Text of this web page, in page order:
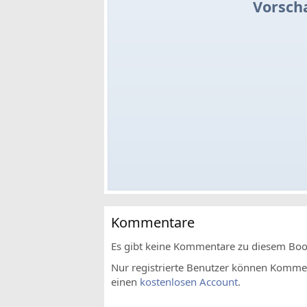
Kommentare
Es gibt keine Kommentare zu diesem
Nur registrierte Benutzer können
einen kostenlosen Account.